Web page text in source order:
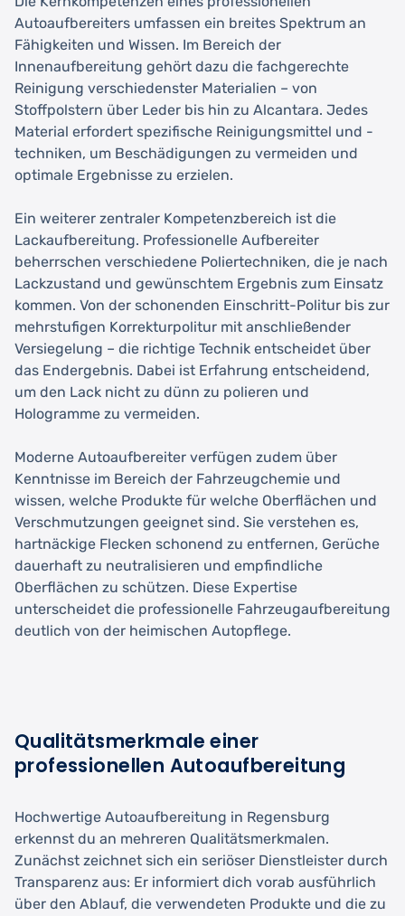
Autoaufbereiters umfassen ein breites Spektrum an
Fähigkeiten und Wissen. Im Bereich der
Innenaufbereitung gehört dazu die fachgerechte
Reinigung verschiedenster Materialien – von
Stoffpolstern über Leder bis hin zu Alcantara. Jedes
Material erfordert spezifische Reinigungsmittel und -
techniken, um Beschädigungen zu vermeiden und
optimale Ergebnisse zu erzielen.
Ein weiterer zentraler Kompetenzbereich ist die
Lackaufbereitung. Professionelle Aufbereiter
beherrschen verschiedene Poliertechniken, die je nach
Lackzustand und gewünschtem Ergebnis zum Einsatz
kommen. Von der schonenden Einschritt-Politur bis zur
mehrstufigen Korrekturpolitur mit anschließender
Versiegelung – die richtige Technik entscheidet über
das Endergebnis. Dabei ist Erfahrung entscheidend,
um den Lack nicht zu dünn zu polieren und
Hologramme zu vermeiden.
Moderne Autoaufbereiter verfügen zudem über
Kenntnisse im Bereich der Fahrzeugchemie und
wissen, welche Produkte für welche Oberflächen und
Verschmutzungen geeignet sind. Sie verstehen es,
hartnäckige Flecken schonend zu entfernen, Gerüche
dauerhaft zu neutralisieren und empfindliche
Oberflächen zu schützen. Diese Expertise
unterscheidet die professionelle Fahrzeugaufbereitung
deutlich von der heimischen Autopflege.
Qualitätsmerkmale einer
professionellen Autoaufbereitung
Hochwertige Autoaufbereitung in Regensburg
erkennst du an mehreren Qualitätsmerkmalen.
Zunächst zeichnet sich ein seriöser Dienstleister durch
Transparenz aus: Er informiert dich vorab ausführlich
über den Ablauf, die verwendeten Produkte und die zu